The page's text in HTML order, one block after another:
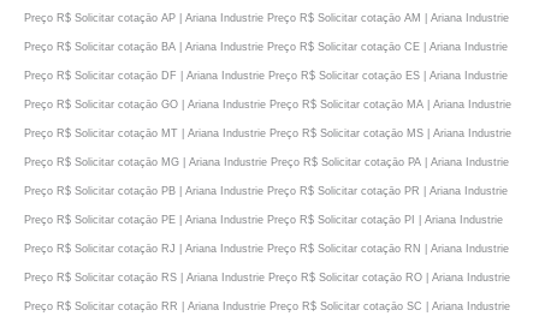
Preço R$ Solicitar cotaçāo AP | Ariana Industrie Preço R$ Solicitar cotaçāo AM | Ariana Industrie
Preço R$ Solicitar cotaçāo BA | Ariana Industrie Preço R$ Solicitar cotaçāo CE | Ariana Industrie
Preço R$ Solicitar cotaçāo DF | Ariana Industrie Preço R$ Solicitar cotaçāo ES | Ariana Industrie
Preço R$ Solicitar cotaçāo GO | Ariana Industrie Preço R$ Solicitar cotaçāo MA | Ariana Industrie
Preço R$ Solicitar cotaçāo MT | Ariana Industrie Preço R$ Solicitar cotaçāo MS | Ariana Industrie
Preço R$ Solicitar cotaçāo MG | Ariana Industrie Preço R$ Solicitar cotaçāo PA | Ariana Industrie
Preço R$ Solicitar cotaçāo PB | Ariana Industrie Preço R$ Solicitar cotaçāo PR | Ariana Industrie
Preço R$ Solicitar cotaçāo PE | Ariana Industrie Preço R$ Solicitar cotaçāo PI | Ariana Industrie
Preço R$ Solicitar cotaçāo RJ | Ariana Industrie Preço R$ Solicitar cotaçāo RN | Ariana Industrie
Preço R$ Solicitar cotaçāo RS | Ariana Industrie Preço R$ Solicitar cotaçāo RO | Ariana Industrie
Preço R$ Solicitar cotaçāo RR | Ariana Industrie Preço R$ Solicitar cotaçāo SC | Ariana Industrie